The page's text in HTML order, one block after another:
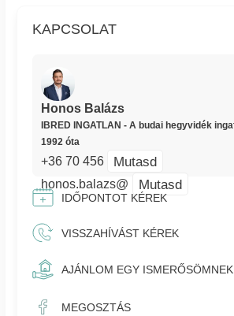
KAPCSOLAT
Honos Balázs
IBRED INGATLAN - A budai hegyvidék
1992 óta
+36 70 456 Mutasd
honos.balazs@ Mutasd
IDŐPONTOT KÉREK
VISSZAHÍVÁST KÉREK
AJÁNLOM EGY ISMERŐSÖMNEK
MEGOSZTÁS